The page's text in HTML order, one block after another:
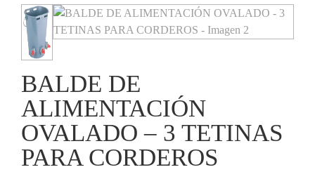
BALDE DE
ALIMENTACIÓN
OVALADO – 3 TETINAS
PARA CORDEROS